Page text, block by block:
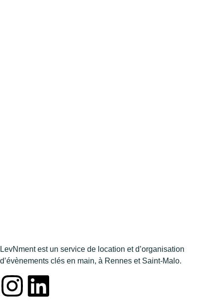
LevNment est un service de location et d’organisation
d’évènements clés en main, à Rennes et Saint-Malo.